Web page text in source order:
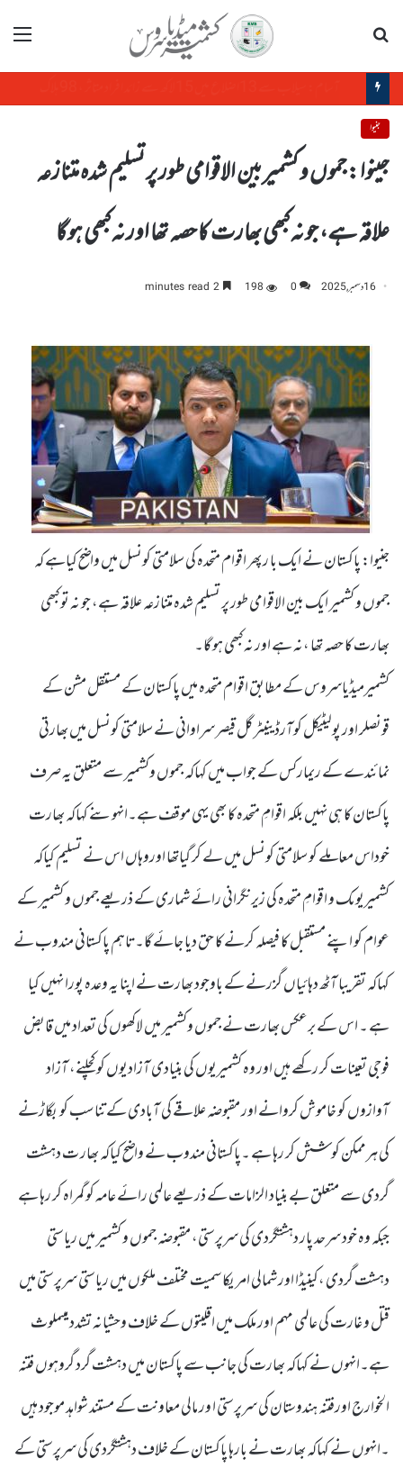
مینو
جنیوا
جینوا :جموں و کشمیر بین الاقوامی طور پر تسلیم شدہ متنازعہ
علاقہ ہے، جو نہ کبھی بھارت کا حصہ تھا اور نہ کبھی ہو گا
16 دسمبر, 2025 0
198
جنیوا: پاکستان نے ایک با ر پھر اقوام متحدہ کی سلامتی کونسل میں واضح کیاہے کہ
جموں و کشمیر ایک بین الاقوامی طور پر تسلیم شدہ متنازعہ علاقہ ہے، جو نہ تو کبھی
بھارت کا حصہ تھا ،نہ ہے اور نہ کبھی ہو گا۔
کشمیرمیڈیاسروس کے مطابق اقوام متحدہ میں پاکستان کے مستقل مشن کے
قونصلر اور پولیٹیکل کوآرڈینیٹر گل قیصر سراوانی نے سلامتی کونسل میں بھارتی
نمائندے کے ریمارکس کے جواب میں کہاکہ جموں وکشمیر سے متعلق یہ صرف
پاکستان کا ہی نہیں بلکہ اقوامِ متحدہ کا بھی یہی موقف ہے۔انہوںنے کہاکہ بھارت
خوداس معاملے کو سلامتی کونسل میں لے کر گیاتھا اوروہاں اس نے تسلیم کیاکہ
کشمیریوںک و اقوامِ متحدہ کی زیرنگرانی رائے شماری کے ذریعے جموں و کشمیر کے
عوام کو اپنے مستقبل کا فیصلہ کرنے کا حق دیا جائے گا۔تاہم پاکستانی مندوب نے
کہاکہ تقریبا آٹھ دہائیاں گزرنے کے باوجود بھارت نے اپنا یہ وعدہ پورا نہیں کیا
ہے ۔ اس کے برعکس بھارت نے جموں وکشمیر میں لاکھوں کی تعداد میں قابض
فوجی تعینات کر رکھے ہیں اور وہ کشمیریوں کی بنیادی آزادیوں کو کچلنے، آزاد
آوازوں کو خاموش کروانے اور مقبوضہ علاقے کی آبادی کے تناسب کو بگاڑنے
کی ہرممکن کوشش کر رہا ہے ۔پاکستانی مندوب نے واضح کیاکہ بھار ت دہشت
گردی سے متعلق بے بنیاد الزامات کے ذریعے عالمی رائے عامہ کو گمراہ کر رہا ہے
جبکہ وہ خود سرحد پار دہشتگردی کی سرپرستی، مقبوضہ جموں و کشمیر میں ریاستی
دہشت گردی ،کینیڈا اور شمالی امریکا سمیت مختلف ملکوں میں ریاستی سرپرستی میں
قتل و غارت کی عالمی مہم اور ملک میں اقلیتوں کے خلاف وحشیانہ تشدد میںملوث
ہے۔انہوں نے کہاکہ بھارت کی جانب سے پاکستان میں دہشت گرد گروہوں فتنہ
الخوارج اورفتنہ ہندوستان کی سرپرستی ا ور مالی معاونت کے مستند شواہد موجود ہیں
۔انہوں نے کہاکہ بھارت نے بارہا پاکستان کے خلاف دہشتگردی کی سرپرستی کے